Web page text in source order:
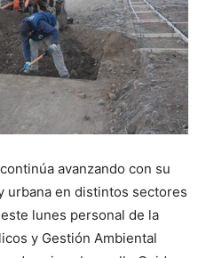
avanzando con su
urbana en distintos sectores
lunes personal de la
y Gestión Ambiental